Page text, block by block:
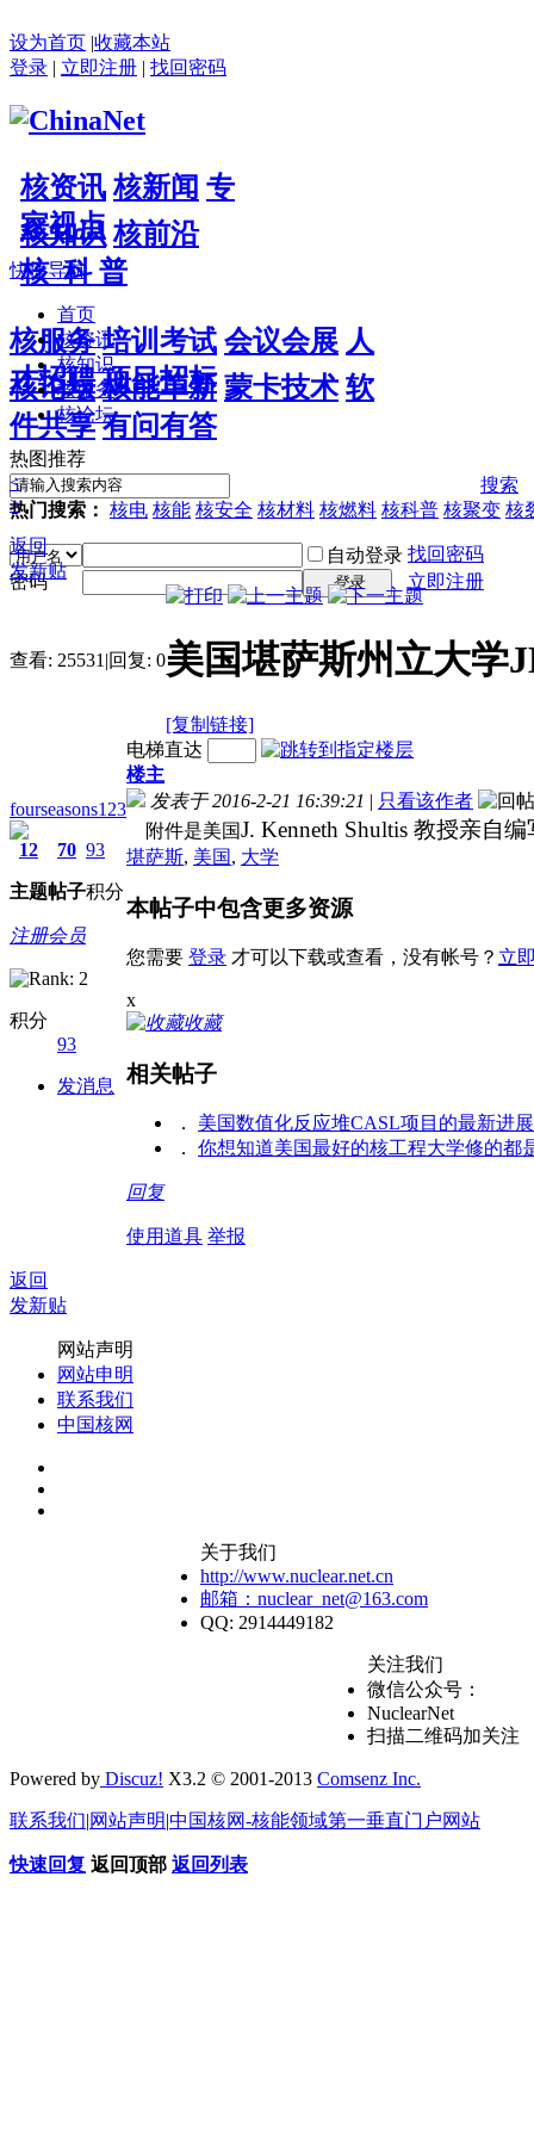
设为首页 |收藏本站
登录 | 立即注册 | 找回密码
核资讯 核新闻 专
家视点
核知识 核前沿
核 科 普
核服务 培训考试 会议会展 人
才招聘 项目招标
核论坛 核能革新 蒙卡技术 软
件共享 有问有答
搜索
热门搜索： 核电 核能 核安全 核材料 核燃料 核科普 核聚变 核
自动登录 找回密码
密码
登录 立即注册
快捷导航
首页
核资讯
核知识
核服务
核论坛
热图推荐
<
>
返回
发新贴
查看: 25531 |回复: 0美国堪萨斯州立大学
[复制链接]
fourseasons123
12
主题
70
帖子
93
积分
注册会员
积分
93
发消息
电梯直达
楼主
发表于 2016-2-21 16:39:21 | 只看该作者
附件是美国J. Kenneth Shultis 教授亲自
堪萨斯, 美国, 大学
本帖子中包含更多资源
您需要 登录 才可以下载或查看，没有帐号？ 立
x
收藏
相关帖子
． 美国数值化反应堆CASL项目的最新进展
． 你想知道美国最好的核工程大学修的都
回复
使用道具 举报
返回
发新贴
网站声明
网站申明
联系我们
中国核网
关于我们
http://www.nuclear.net.cn
邮箱：nuclear_net@163.com
QQ: 2914449182
关注我们
微信公众号：
NuclearNet
扫描二维码加关注
Powered by Discuz! X3.2 © 2001-2013 Comsenz Inc.
联系我们|网站声明|中国核网-核能领域第一垂直门户网站
快速回复 返回顶部 返回列表